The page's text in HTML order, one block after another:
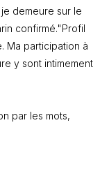
demeure sur le
confirmé."Profil
Ma participation à
y sont intimement
par les mots,